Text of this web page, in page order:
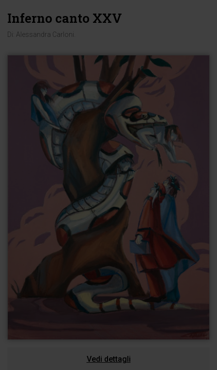
Inferno canto XXV
Di: Alessandra Carloni
Vedi dettagli